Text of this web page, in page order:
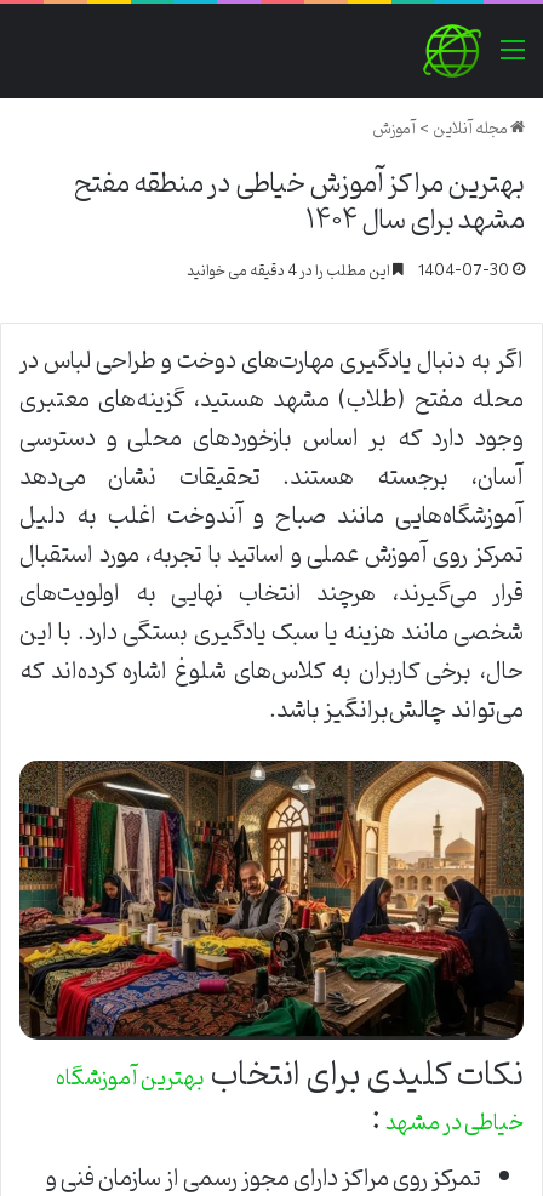
منو
مجله آنلاین>آموزش
بهترین مراکز آموزش خیاطی در منطقه مفتح
مشهد برای سال ۱۴۰۴
1404-07-30 این مطلب را در 4 دقیقه می خوانید
اگر به دنبال یادگیری مهارت‌های دوخت و طراحی لباس در
محله مفتح (طلاب) مشهد هستید، گزینه‌های معتبری
وجود دارد که بر اساس بازخوردهای محلی و دسترسی
آسان، برجسته هستند. تحقیقات نشان می‌دهد
آموزشگاه‌هایی مانند صباح و آندوخت اغلب به دلیل
تمرکز روی آموزش عملی و اساتید با تجربه، مورد استقبال
قرار می‌گیرند، هرچند انتخاب نهایی به اولویت‌های
شخصی مانند هزینه یا سبک یادگیری بستگی دارد. با این
حال، برخی کاربران به کلاس‌های شلوغ اشاره کرده‌اند که
می‌تواند چالش‌برانگیز باشد.
نکات کلیدی برای انتخاببهترین آموزشگاه
خیاطی در مشهد:
تمرکز روی مراکز دارای مجوز رسمی از سازمان فنی و